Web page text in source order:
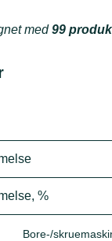
med99
%
Bore-/